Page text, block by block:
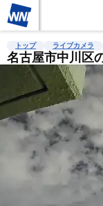
雨雲レーダー 台風
トップ ライブカメラ
名古屋市中川区